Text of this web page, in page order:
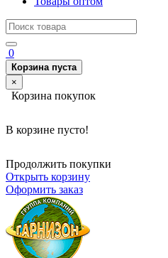
0
Корзина пуста
×
Корзина покупок
В корзине пусто!
Продолжить покупки
Открыть корзину
Оформить заказ